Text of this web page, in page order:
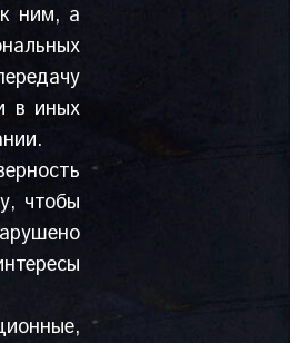
ним, а
в иных
чтобы